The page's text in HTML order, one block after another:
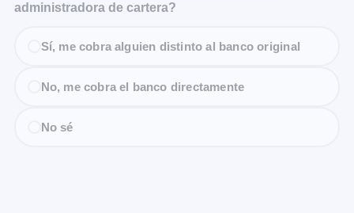
administradora de cartera?
Sí, me cobra alguien distinto al banco original
No, me cobra el banco directamente
No sé